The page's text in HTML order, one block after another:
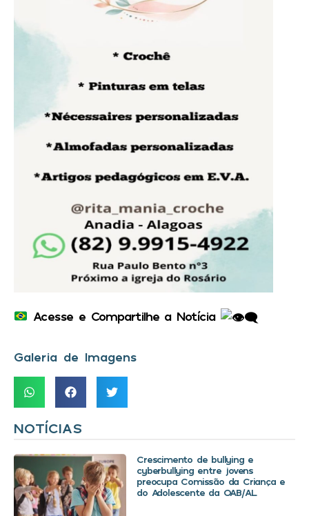
Acesse e Compartilhe a Notícia
Galeria de Imagens
NOTÍCIAS
Crescimento de bullying e
cyberbullying entre jovens
preocupa Comissão da Criança e
do Adolescente da OAB/AL